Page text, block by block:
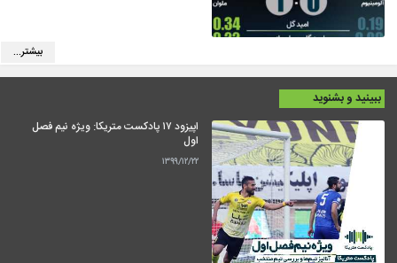
بیشتر...
ببینید و بشنوید
اپیزود ۱۷ پادکست متریکا: ویژه نیم فصل
اول
۱۳۹۹/۱۲/۲۲